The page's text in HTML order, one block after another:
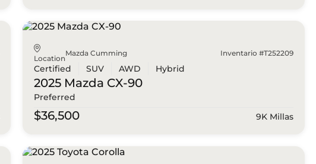
Location
Mazda Cumming Inventario #T252209
Certified SUV AWD Hybrid
2025 Mazda CX-90
Preferred
$36,500 9K Millas